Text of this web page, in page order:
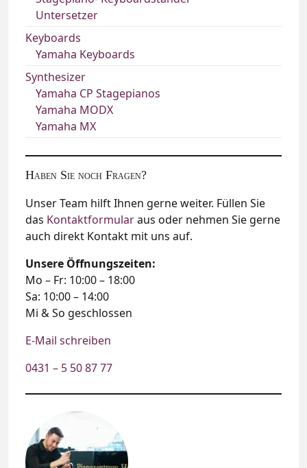
Untersetzer
Keyboards
Yamaha Keyboards
Synthesizer
Yamaha CP Stagepianos
Yamaha MODX
Yamaha MX
Haben Sie noch Fragen?
Unser Team hilft Ihnen gerne weiter. Füllen Sie
das Kontaktformularaus oder nehmen Sie gerne
auch direkt Kontakt mit uns auf.
Unsere Öffnungszeiten:
Mo – Fr: 10:00 – 18:00
Sa: 10:00 – 14:00
Mi & So geschlossen
E-Mail schreiben
0431 – 5 50 87 77